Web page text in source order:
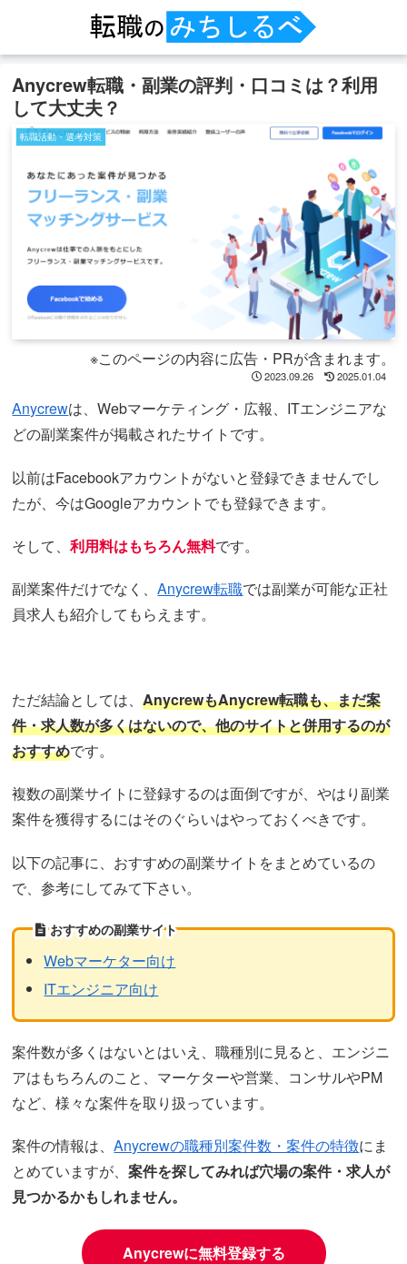
Anycrew転職・副業の評判・口コミは？利用
して大丈夫？
転職活動・選考対策
※このページの内容に広告・PRが含まれます。
2023.09.26 2025.01.04
Anycrewは、Webマーケティング・広報、ITエンジニアな
どの副業案件が掲載されたサイトです。
以前はFacebookアカウントがないと登録できませんでし
たが、今はGoogleアカウントでも登録できます。
そして、利用料はもちろん無料です。
副業案件だけでなく、Anycrew転職では副業が可能な正社
員求人も紹介してもらえます。
ただ結論としては、AnycrewもAnycrew転職も、まだ案
件・求人数が多くはないので、他のサイトと併用するのが
おすすめです。
複数の副業サイトに登録するのは面倒ですが、やはり副業
案件を獲得するにはそのぐらいはやっておくべきです。
以下の記事に、おすすめの副業サイトをまとめているの
で、参考にしてみて下さい。
おすすめの副業サイト
Webマーケター向け
ITエンジニア向け
案件数が多くはないとはいえ、職種別に見ると、エンジニ
アはもちろんのこと、マーケターや営業、コンサルやPM
など、様々な案件を取り扱っています。
案件の情報は、Anycrewの職種別案件数・案件の特徴にま
とめていますが、案件を探してみれば穴場の案件・求人が
見つかるかもしれません。
Anycrewに無料登録する